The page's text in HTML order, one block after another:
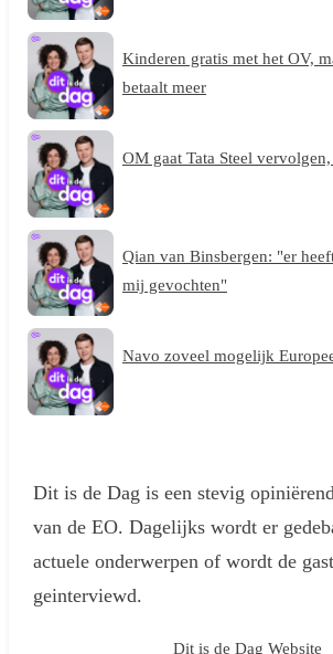
Kinderen gratis met het OV,
betaalt meer
OM gaat Tata Steel
Qian van Binsbergen: "er
mij gevochten"
Navo zoveel mogelijk
Dit is de Dag is een stevig
van de EO. Dagelijks wordt er
actuele onderwerpen of wordt de
geinterviewd.
Dit is de Dag Website